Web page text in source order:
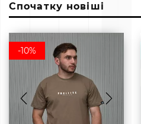
Спочатку новіші
-10%